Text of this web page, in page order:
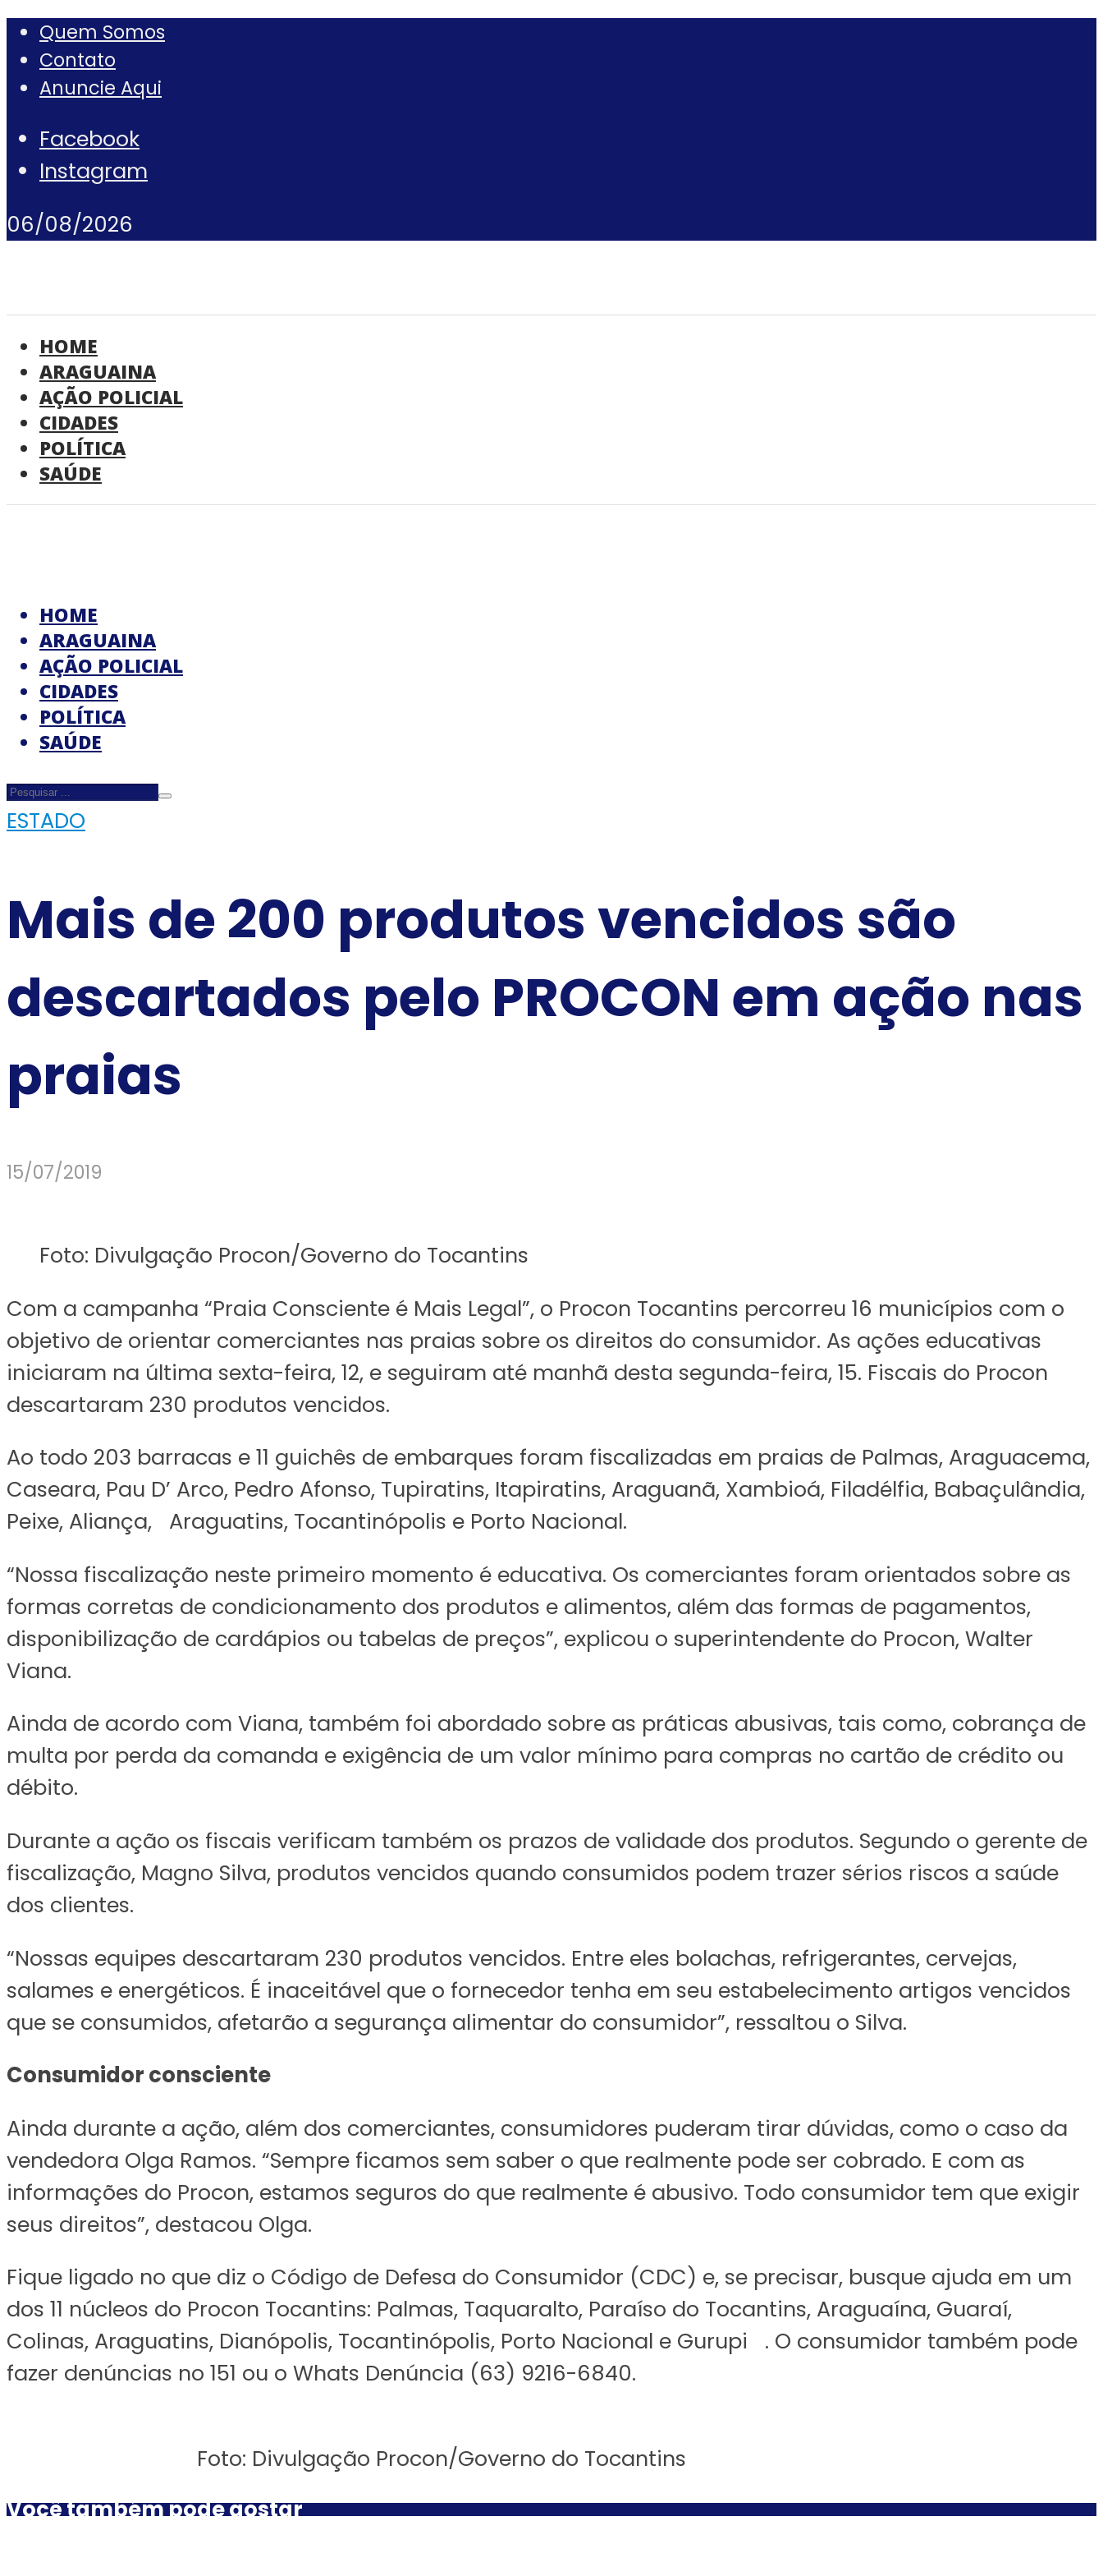
Quem Somos
Contato
Anuncie Aqui
Facebook
Instagram
06/08/2026
HOME
ARAGUAINA
AÇÃO POLICIAL
CIDADES
POLÍTICA
SAÚDE
HOME
ARAGUAINA
AÇÃO POLICIAL
CIDADES
POLÍTICA
SAÚDE
ESTADO
Mais de 200 produtos vencidos são
descartados pelo PROCON em ação nas
praias
15/07/2019
Foto: Divulgação Procon/Governo do Tocantins
Com a campanha “Praia Consciente é Mais Legal”, o Procon Tocantins percorreu 16 municípios com o
objetivo de orientar comerciantes nas praias sobre os direitos do consumidor. As ações educativas
iniciaram na última sexta-feira, 12, e seguiram até manhã desta segunda-feira, 15. Fiscais do Procon
descartaram 230 produtos vencidos.
Ao todo 203 barracas e 11 guichês de embarques foram fiscalizadas em praias de Palmas, Araguacema,
Caseara, Pau D’ Arco, Pedro Afonso, Tupiratins, Itapiratins, Araguanã, Xambioá, Filadélfia, Babaçulândia,
Peixe, Aliança, Araguatins, Tocantinópolis e Porto Nacional.
“Nossa fiscalização neste primeiro momento é educativa. Os comerciantes foram orientados sobre as
formas corretas de condicionamento dos produtos e alimentos, além das formas de pagamentos,
disponibilização de cardápios ou tabelas de preços”, explicou o superintendente do Procon, Walter
Viana.
Ainda de acordo com Viana, também foi abordado sobre as práticas abusivas, tais como, cobrança de
multa por perda da comanda e exigência de um valor mínimo para compras no cartão de crédito ou
débito.
Durante a ação os fiscais verificam também os prazos de validade dos produtos. Segundo o gerente de
fiscalização, Magno Silva, produtos vencidos quando consumidos podem trazer sérios riscos a saúde
dos clientes.
“Nossas equipes descartaram 230 produtos vencidos. Entre eles bolachas, refrigerantes, cervejas,
salames e energéticos. É inaceitável que o fornecedor tenha em seu estabelecimento artigos vencidos
que se consumidos, afetarão a segurança alimentar do consumidor”, ressaltou o Silva.
Consumidor consciente
Ainda durante a ação, além dos comerciantes, consumidores puderam tirar dúvidas, como o caso da
vendedora Olga Ramos. “Sempre ficamos sem saber o que realmente pode ser cobrado. E com as
informações do Procon, estamos seguros do que realmente é abusivo. Todo consumidor tem que exigir
seus direitos”, destacou Olga.
Fique ligado no que diz o Código de Defesa do Consumidor (CDC) e, se precisar, busque ajuda em um
dos 11 núcleos do Procon Tocantins: Palmas, Taquaralto, Paraíso do Tocantins, Araguaína, Guaraí,
Colinas, Araguatins, Dianópolis, Tocantinópolis, Porto Nacional e Gurupi . O consumidor também pode
fazer denúncias no 151 ou o Whats Denúncia (63) 9216-6840.
Foto: Divulgação Procon/Governo do Tocantins
Você também pode gostar